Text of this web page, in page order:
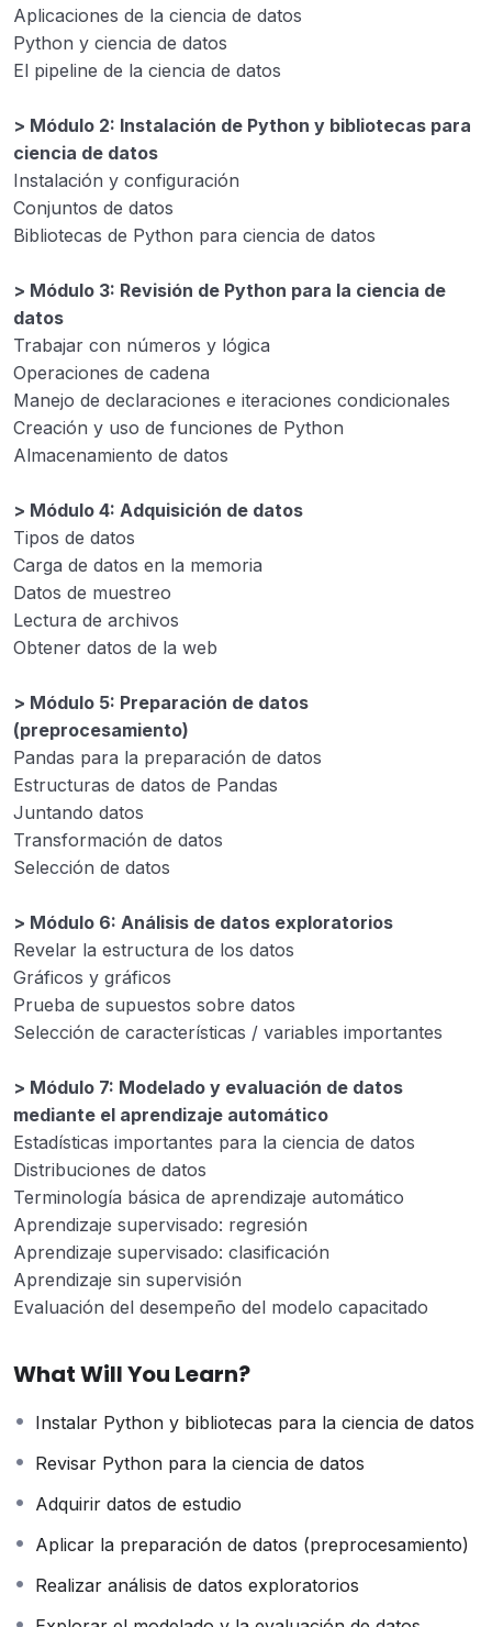
Aplicaciones de la ciencia de datos
Python y ciencia de datos
El pipeline de la ciencia de datos
> Módulo 2: Instalación de Python y bibliotecas para
ciencia de datos
Instalación y configuración
Conjuntos de datos
Bibliotecas de Python para ciencia de datos
> Módulo 3: Revisión de Python para la ciencia de
datos
Trabajar con números y lógica
Operaciones de cadena
Manejo de declaraciones e iteraciones condicionales
Creación y uso de funciones de Python
Almacenamiento de datos
> Módulo 4: Adquisición de datos
Tipos de datos
Carga de datos en la memoria
Datos de muestreo
Lectura de archivos
Obtener datos de la web
> Módulo 5: Preparación de datos
(preprocesamiento)
Pandas para la preparación de datos
Estructuras de datos de Pandas
Juntando datos
Transformación de datos
Selección de datos
> Módulo 6: Análisis de datos exploratorios
Revelar la estructura de los datos
Gráficos y gráficos
Prueba de supuestos sobre datos
Selección de características / variables importantes
> Módulo 7: Modelado y evaluación de datos
mediante el aprendizaje automático
Estadísticas importantes para la ciencia de datos
Distribuciones de datos
Terminología básica de aprendizaje automático
Aprendizaje supervisado: regresión
Aprendizaje supervisado: clasificación
Aprendizaje sin supervisión
Evaluación del desempeño del modelo capacitado
What Will You Learn?
Instalar Python y bibliotecas para la ciencia de datos
Revisar Python para la ciencia de datos
Adquirir datos de estudio
Aplicar la preparación de datos (preprocesamiento)
Realizar análisis de datos exploratorios